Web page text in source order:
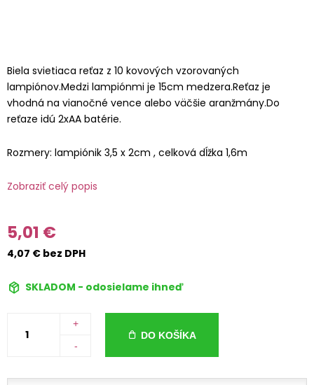
Biela svietiaca reťaz z 10 kovových vzorovaných
lampiónov.Medzi lampiónmi je 15cm medzera.Reťaz je
vhodná na vianočné vence alebo väčšie aranžmány.Do
reťaze idú 2xAA batérie.
Rozmery: lampiónik 3,5 x 2cm , celková dĺžka 1,6m
Zobraziť celý popis
5,01 €
4,07 € bez DPH
SKLADOM - odosielame ihneď
+
-
DO KOŠÍKA